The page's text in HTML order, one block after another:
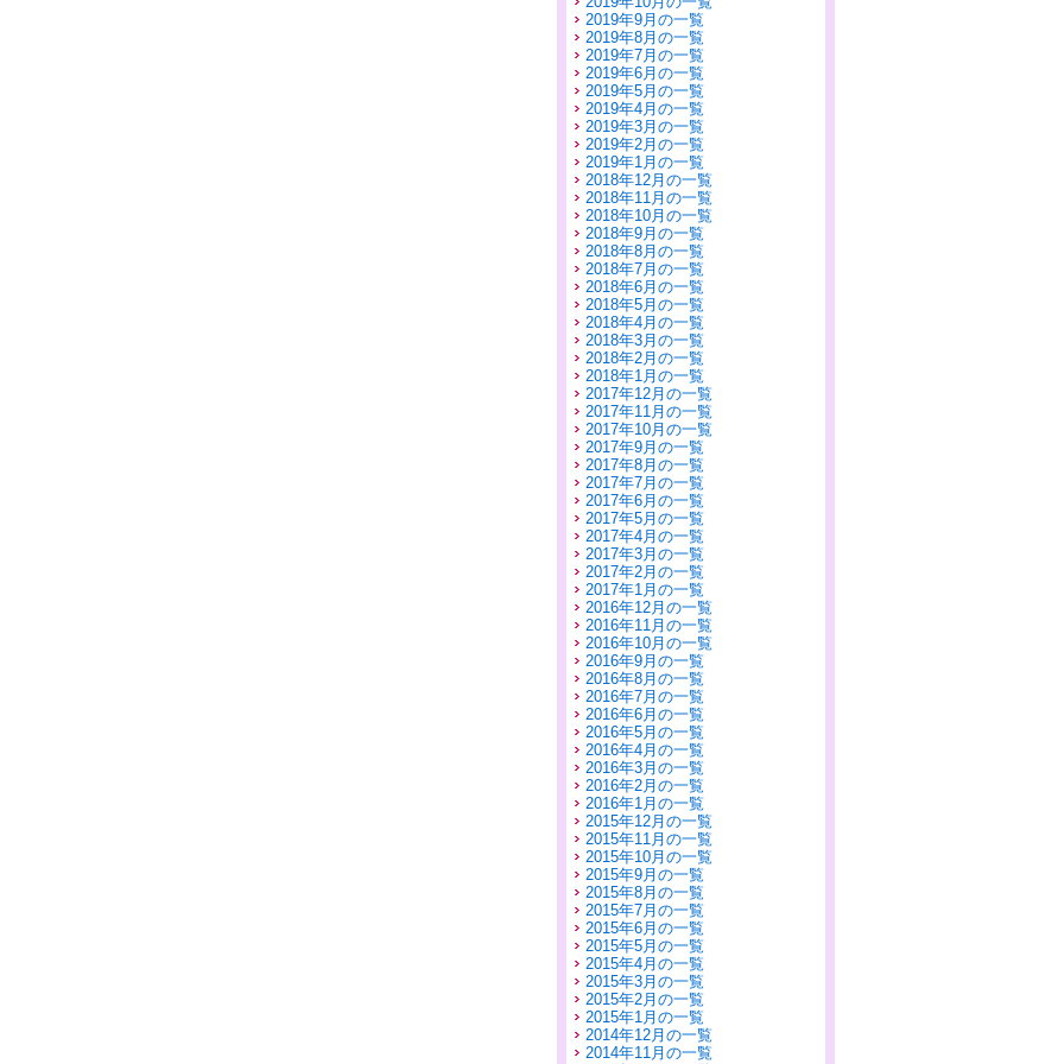
2019年9月の一覧
2019年8月の一覧
2019年7月の一覧
2019年6月の一覧
2019年5月の一覧
2019年4月の一覧
2019年3月の一覧
2019年2月の一覧
2019年1月の一覧
2018年12月の一覧
2018年11月の一覧
2018年10月の一覧
2018年9月の一覧
2018年8月の一覧
2018年7月の一覧
2018年6月の一覧
2018年5月の一覧
2018年4月の一覧
2018年3月の一覧
2018年2月の一覧
2018年1月の一覧
2017年12月の一覧
2017年11月の一覧
2017年10月の一覧
2017年9月の一覧
2017年8月の一覧
2017年7月の一覧
2017年6月の一覧
2017年5月の一覧
2017年4月の一覧
2017年3月の一覧
2017年2月の一覧
2017年1月の一覧
2016年12月の一覧
2016年11月の一覧
2016年10月の一覧
2016年9月の一覧
2016年8月の一覧
2016年7月の一覧
2016年6月の一覧
2016年5月の一覧
2016年4月の一覧
2016年3月の一覧
2016年2月の一覧
2016年1月の一覧
2015年12月の一覧
2015年11月の一覧
2015年10月の一覧
2015年9月の一覧
2015年8月の一覧
2015年7月の一覧
2015年6月の一覧
2015年5月の一覧
2015年4月の一覧
2015年3月の一覧
2015年2月の一覧
2015年1月の一覧
2014年12月の一覧
2014年11月の一覧